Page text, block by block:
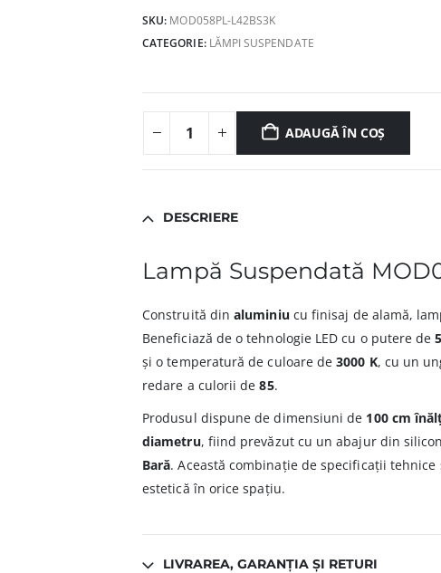
SKU: MOD058PL-L42BS3K
CATEGORIE: LĂMPI SUSPENDATE
ADAUGĂ ÎN COȘ
DESCRIERE
Lampă Suspendată
Construită dinaluminiucu finisaj de alamă,
Beneficiază de o tehnologie LED cu o putere de
și o temperatură de culoare de3000 K, cu un
redare a culorii de85.
Produsul dispune de dimensiuni de 100 cm
diametru, fiind prevăzut cu un abajur din
Bară. Această combinație de specificații
estetică în orice spațiu.
LIVRAREA, GARANȚIA ȘI RETURI